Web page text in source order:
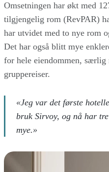
Omsetningen har økt med
tilgjengelig rom (RevPAR)
har utvidet med to nye rom
Det har også blitt mye
for hele eiendommen,
gruppereiser.
«Jeg var det første
bruk Sirvoy, og nå har
mye.»